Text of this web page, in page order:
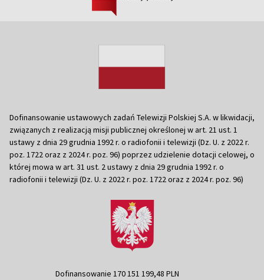
Dofinansowanie ustawowych zadań Telewizji Polskiej S.A. w likwidacji,
związanych z realizacją misji publicznej określonej w art. 21 ust. 1
ustawy z dnia 29 grudnia 1992 r. o radiofonii i telewizji (Dz. U. z 2022 r.
poz. 1722 oraz z 2024 r. poz. 96) poprzez udzielenie dotacji celowej, o
której mowa w art. 31 ust. 2 ustawy z dnia 29 grudnia 1992 r. o
radiofonii i telewizji (Dz. U. z 2022 r. poz. 1722 oraz z 2024 r. poz. 96)
Dofinansowanie 170 151 199,48 PLN